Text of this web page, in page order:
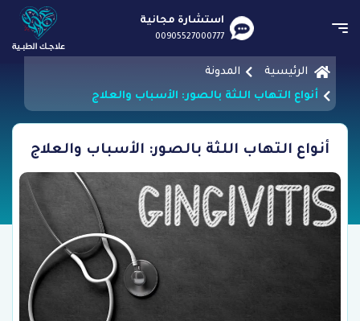
استشارة مجانية
00905527000777
الرئيسية
المدونة
أنواع التهاب اللثة بالصور: الأسباب والعلاج
أنواع التهاب اللثة بالصور: الأسباب والعلاج